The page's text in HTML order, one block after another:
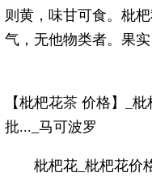
则黄，味甘可食。枇
气，无他物类者。果实
【枇杷花茶 价格】_枇
批..._马可波罗
枇杷花_枇杷花价